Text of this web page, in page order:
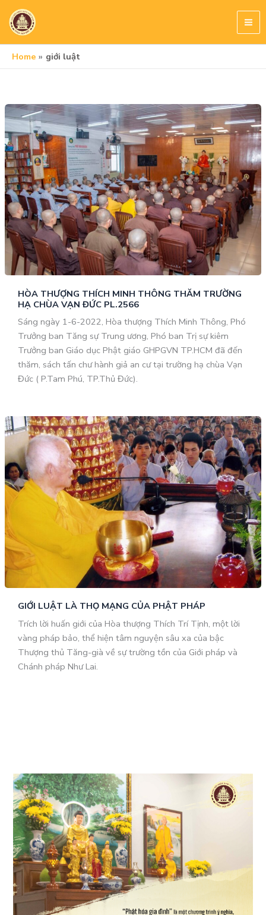
content
Home
giới luật
HÒA THƯỢNG THÍCH MINH THÔNG THĂM TRƯỜNG
HẠ CHÙA VẠN ĐỨC PL.2566
Sáng ngày 1-6-2022, Hòa thượng Thích Minh Thông, Phó
Trưởng ban Tăng sự Trung ương, Phó ban Trị sự kiêm
Trưởng ban Giáo dục Phật giáo GHPGVN TP.HCM đã đến
thăm, sách tấn chư hành giả an cư tại trường hạ chùa Vạn
Đức ( P.Tam Phú, TP.Thủ Đức).
GIỚI LUẬT LÀ THỌ MẠNG CỦA PHẬT PHÁP
Trích lời huấn giới của Hòa thượng Thích Trí Tịnh, một lời
vàng pháp bảo, thể hiện tâm nguyện sâu xa của bậc
Thượng thủ Tăng-già về sự trường tồn của Giới pháp và
Chánh pháp Như Lai.